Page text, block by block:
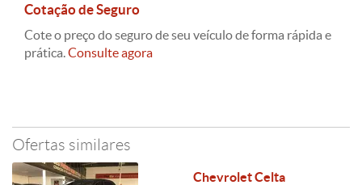
Cotação de Seguro
Cote o preço do seguro de seu veículo de forma rápida e
prática.Consulte agora
Ofertas similares
Chevrolet Celta